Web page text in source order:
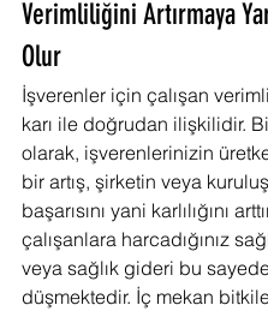
Verimliliğini Artırmaya
Olur
İşverenler için çalışan
karı ile doğrudan ilişkilidir.
olarak, işverenlerinizin
bir artış, şirketin veya
başarısını yani karlılığını
çalışanlara harcadığınız
veya sağlık gideri bu
düşmektedir. İç mekan